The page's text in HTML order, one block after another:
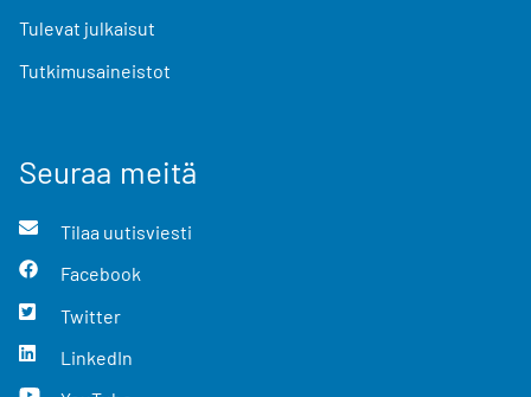
Tulevat julkaisut
Tutkimusaineistot
Seuraa meitä
Tilaa uutisviesti
Facebook
Twitter
LinkedIn